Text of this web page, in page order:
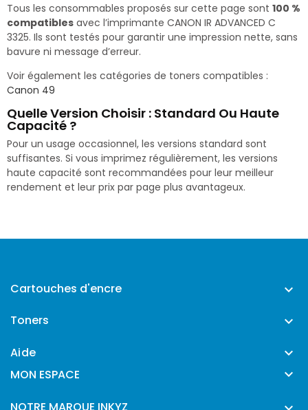
Tous les consommables proposés sur cette page sont 100 %
compatibles avec l’imprimante CANON IR ADVANCED C
3325. Ils sont testés pour garantir une impression nette, sans
bavure ni message d’erreur.
Voir également les catégories de toners compatibles :
Canon 49
Quelle Version Choisir : Standard Ou Haute
Capacité ?
Pour un usage occasionnel, les versions standard sont
suffisantes. Si vous imprimez régulièrement, les versions
haute capacité sont recommandées pour leur meilleur
rendement et leur prix par page plus avantageux.
Cartouches d'encre 
Toners 
Aide 
MON ESPACE 